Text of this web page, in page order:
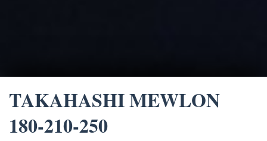
TAKAHASHI MEWLON
180-210-250